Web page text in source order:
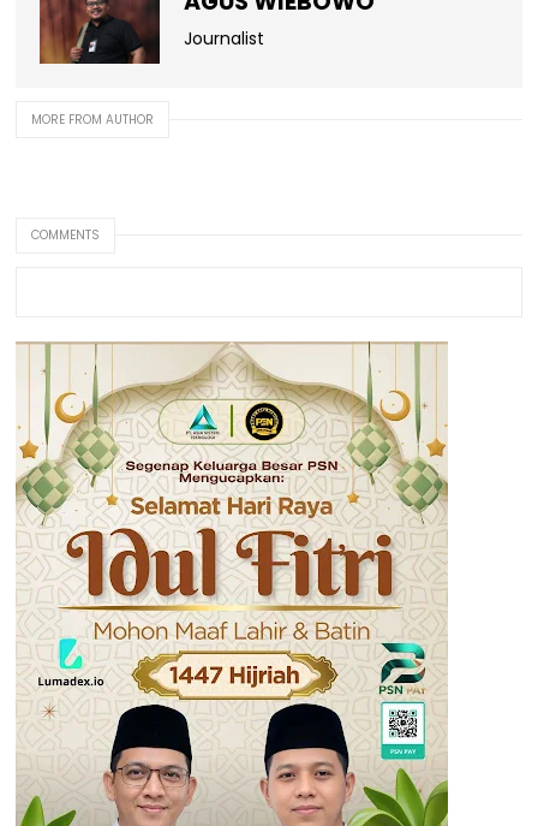
Journalist
MORE FROM AUTHOR
COMMENTS